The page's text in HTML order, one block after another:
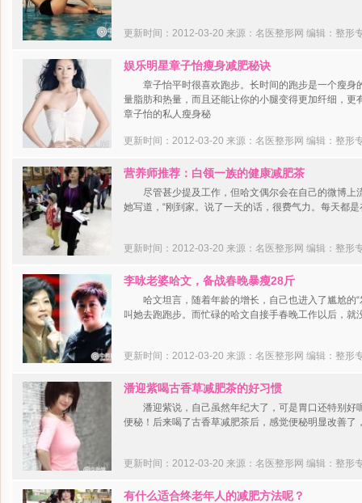
更新时间：2012-03-20 来源：名医整形网 编辑：整形
娱乐明星章子怡瘦身减肥秘诀
章子怡平时很喜欢跑步。长时间的跑步是一个瘦身
量脂肪和热量，而且还能让你的小腿变得更加纤细，更
章子怡的私人瘦身秘
更新时间：2012-03-20 来源：名医整形网 编辑：整形
营养师推荐：白领一族的健康减肥茶
尽管甚少提及工作，但哈文偶尔会在自己的微博上
她写道，“刚到家。说了一天的话，很费气力。每天都
更新时间：2012-03-20 来源：名医整形网 编辑：整形
李咏老婆哈文，备战春晚暴瘦28斤
哈文坦言，随着年龄的增长，自己也进入了尴尬的“
叫她去跑跑步。而忙碌的哈文自接手春晚工作以后，就
更新时间：2012-03-20 来源：名医整形网 编辑：整形
潘迎紫喝古香草减肥茶的好习惯
潘迎紫说，自己虽然年纪大了，可是胃口还特别好
便秘！后来喝了古香草减肥茶后，感觉便秘明显改善了
更新时间：2012-03-20 来源：名医整形网 编辑：整形
有什么适合终老年人的减肥方法呢？